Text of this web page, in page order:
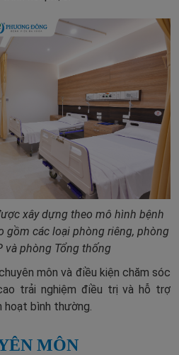
xây dựng theo mô hình bệnh
gồm các loại phòng riêng, phòng
và phòng Tổng thống
môn và điều kiện chăm sóc
trải nghiệm điều trị và hỗ trợ
hoạt bình thường.
MÔN